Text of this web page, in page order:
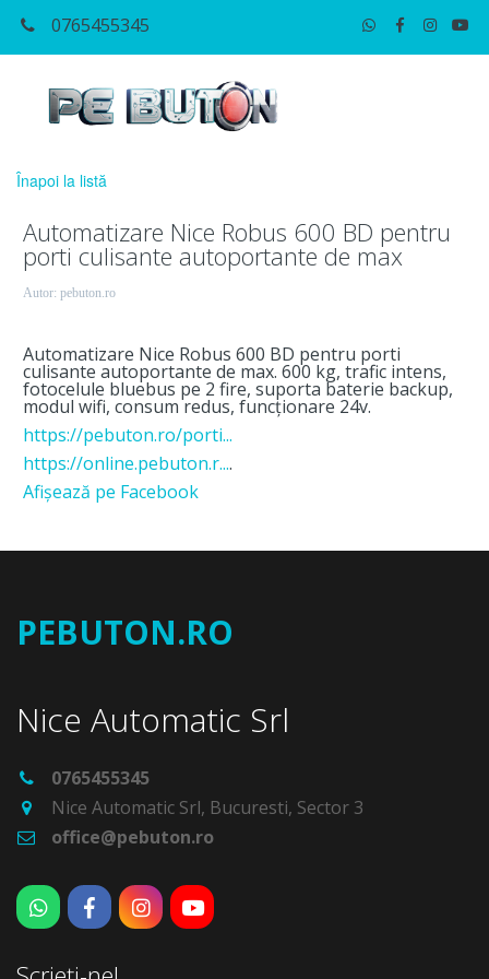
0765455345
Înapoi la listă
Automatizare Nice Robus 600 BD pentru
porti culisante autoportante de max
Autor: pebuton.ro
Automatizare Nice Robus 600 BD pentru porti
culisante autoportante de max. 600 kg, trafic intens,
fotocelule bluebus pe 2 fire, suporta baterie backup,
modul wifi, consum redus, funcționare 24v.
https://pebuton.ro/porti...
https://online.pebuton.r....
Afişează pe Facebook
PEBUTON.RO
Nice Automatic Srl
0765455345
Nice Automatic Srl, Bucuresti, Sector 3
office@pebuton.ro